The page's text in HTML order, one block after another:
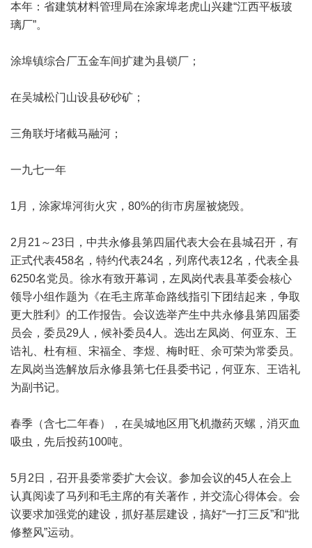
本年：省建筑材料管理局在涂家埠老虎山兴建“江西平板玻
璃厂”。
涂埠镇综合厂五金车间扩建为县锁厂；
在吴城松门山设县矽砂矿；
三角联圩堵截马融河；
一九七一年
1月，涂家埠河街火灾，80%的街市房屋被烧毁。
2月21～23日，中共永修县第四届代表大会在县城召开，有
正式代表458名，特约代表24名，列席代表12名，代表全县
6250名党员。徐水有致开幕词，左凤岗代表县革委会核心
领导小组作题为《在毛主席革命路线指引下团结起来，争取
更大胜利》的工作报告。会议选举产生中共永修县第四届委
员会，委员29人，候补委员4人。选出左凤岗、何亚东、王
诰礼、杜有桓、宋福全、李煜、梅时旺、余可荣为常委员。
左凤岗当选解放后永修县第七任县委书记，何亚东、王诰礼
为副书记。
春季（含七二年春），在吴城地区用飞机撒药灭螺，消灭血
吸虫，先后投药100吨。
5月2日，召开县委常委扩大会议。参加会议的45人在会上
认真阅读了马列和毛主席的有关著作，并交流心得体会。会
议要求加强党的建设，抓好基层建设，搞好“一打三反”和“批
修整风”运动。